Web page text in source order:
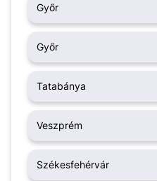
Győr
Győr
Tatabánya
Veszprém
Székesfehérvár